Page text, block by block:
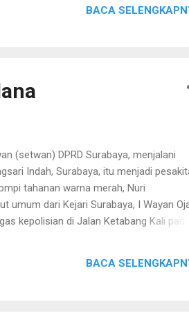
perbuatan sebagaimana dalam
BACA
(setwan) DPRD Surabaya, menjalani
Indah, Surabaya, itu menjadi
tahanan warna merah, Nuri
umum dari Kejari Surabaya, I Wayan
kepolisian di Jalan Ketabang Kali pada
lanjut jaksa, polisi menemukan sabu-
BACA